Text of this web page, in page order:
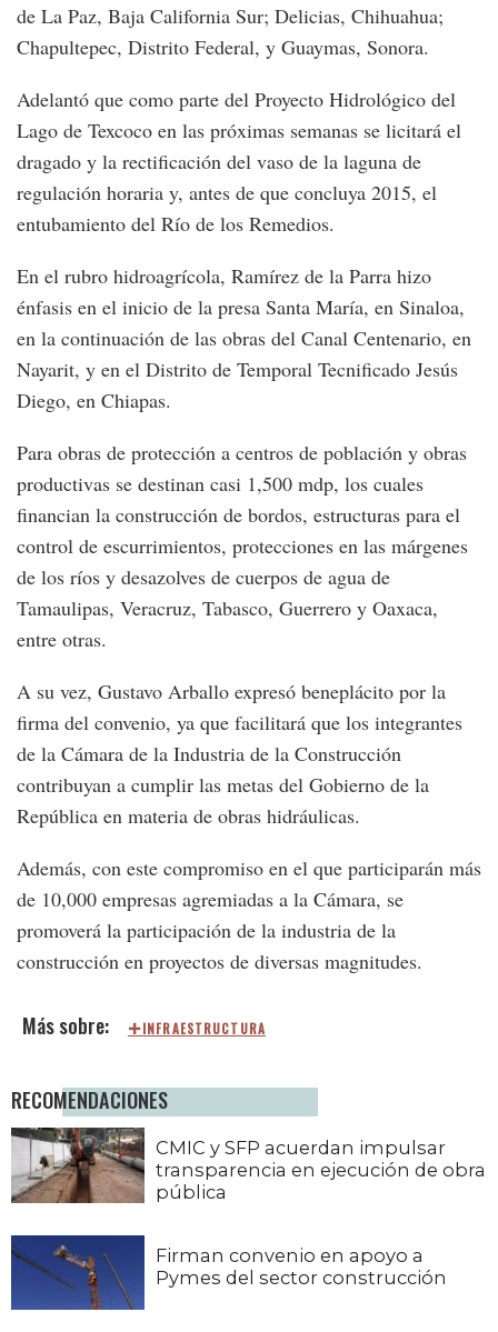
de La Paz, Baja California Sur; Delicias, Chihuahua;
Chapultepec, Distrito Federal, y Guaymas, Sonora.
Adelantó que como parte del Proyecto Hidrológico del
Lago de Texcoco en las próximas semanas se licitará el
dragado y la rectificación del vaso de la laguna de
regulación horaria y, antes de que concluya 2015, el
entubamiento del Río de los Remedios.
En el rubro hidroagrícola, Ramírez de la Parra hizo
énfasis en el inicio de la presa Santa María, en Sinaloa,
en la continuación de las obras del Canal Centenario, en
Nayarit, y en el Distrito de Temporal Tecnificado Jesús
Diego, en Chiapas.
Para obras de protección a centros de población y obras
productivas se destinan casi 1,500 mdp, los cuales
financian la construcción de bordos, estructuras para el
control de escurrimientos, protecciones en las márgenes
de los ríos y desazolves de cuerpos de agua de
Tamaulipas, Veracruz, Tabasco, Guerrero y Oaxaca,
entre otras.
A su vez, Gustavo Arballo expresó beneplácito por la
firma del convenio, ya que facilitará que los integrantes
de la Cámara de la Industria de la Construcción
contribuyan a cumplir las metas del Gobierno de la
República en materia de obras hidráulicas.
Además, con este compromiso en el que participarán más
de 10,000 empresas agremiadas a la Cámara, se
promoverá la participación de la industria de la
construcción en proyectos de diversas magnitudes.
INFRAESTRUCTURA
RECOMENDACIONES
CMIC y SFP acuerdan impulsar
transparencia en ejecución de obra
pública
Firman convenio en apoyo a
Pymes del sector construcción